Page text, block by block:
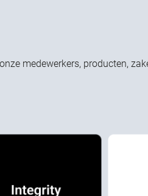
medewerkers, producten,